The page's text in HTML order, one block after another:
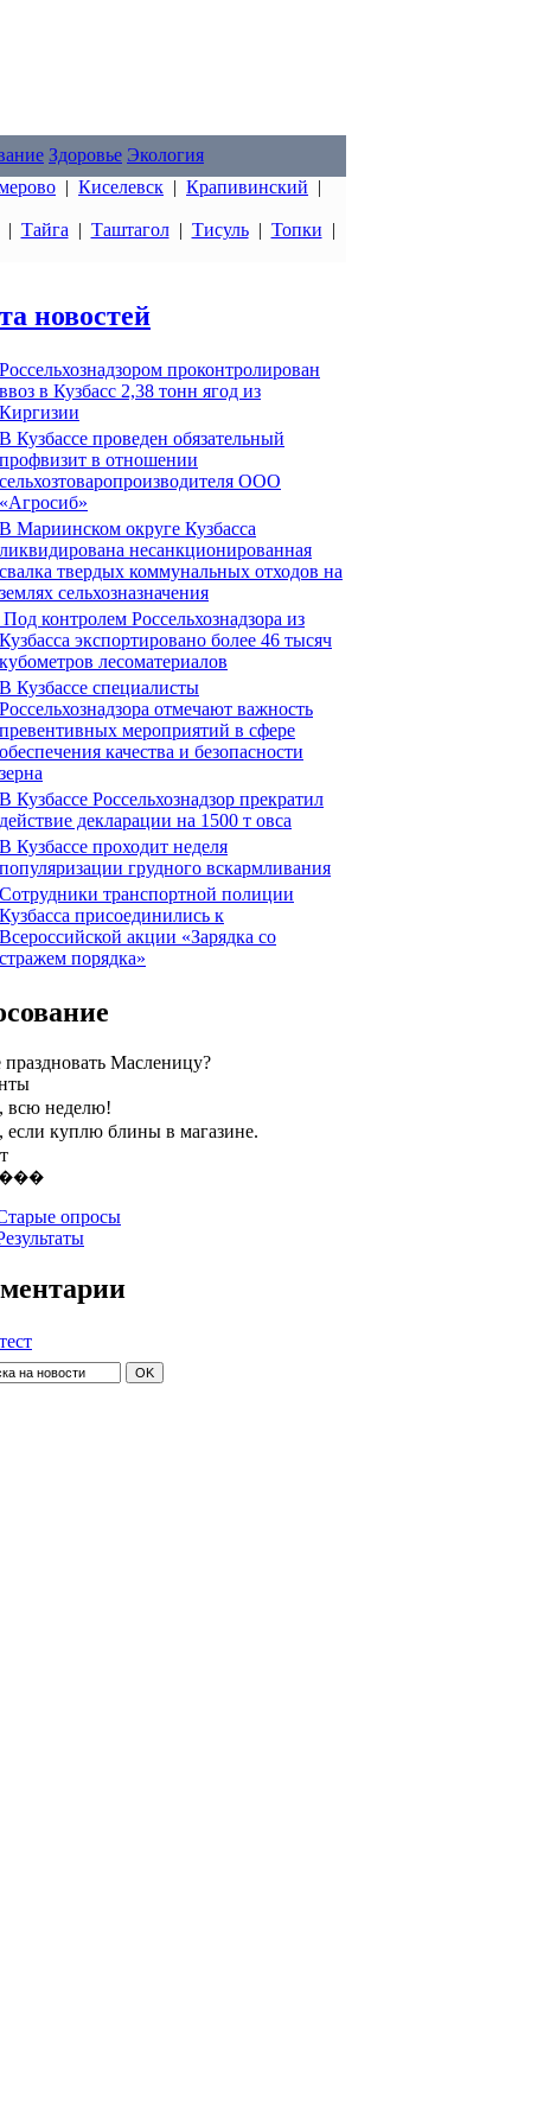
Здоровье Экология
| Киселевск | Крапивинский |
Тайга | Таштагол| Тисуль| Топки |
новостей
Россельхознадзором проконтролирован
ввоз в Кузбасс 2,38 тонн ягод из
Киргизии
В Кузбассе проведен обязательный
профвизит в отношении
сельхозтоваропроизводителя ООО
«Агросиб»
В Мариинском округе Кузбасса
ликвидирована несанкционированная
свалка твердых коммунальных отходов на
землях сельхозназначения
Под контролем Россельхознадзора из
Кузбасса экспортировано более 46 тысяч
кубометров лесоматериалов
В Кузбассе специалисты
Россельхознадзора отмечают важность
превентивных мероприятий в сфере
обеспечения качества и безопасности
зерна
В Кузбассе Россельхознадзор прекратил
действие декларации на 1500 т овса
В Кузбассе проходит неделя
популяризации грудного вскармливания
Сотрудники транспортной полиции
Кузбасса присоединились к
Всероссийской акции «Зарядка со
стражем порядка»
праздновать Масленицу?
всю неделю!
если куплю блины в магазине.
опросы
тест